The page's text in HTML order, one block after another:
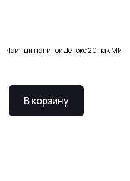
Чайный напиток Детокс 20 пак
В корзину